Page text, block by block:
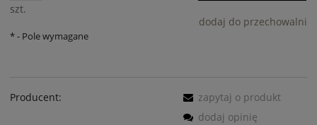
szt.
dodaj do przechowalni
*- Pole wymagane
Producent:
zapytaj o produkt
dodaj opinię